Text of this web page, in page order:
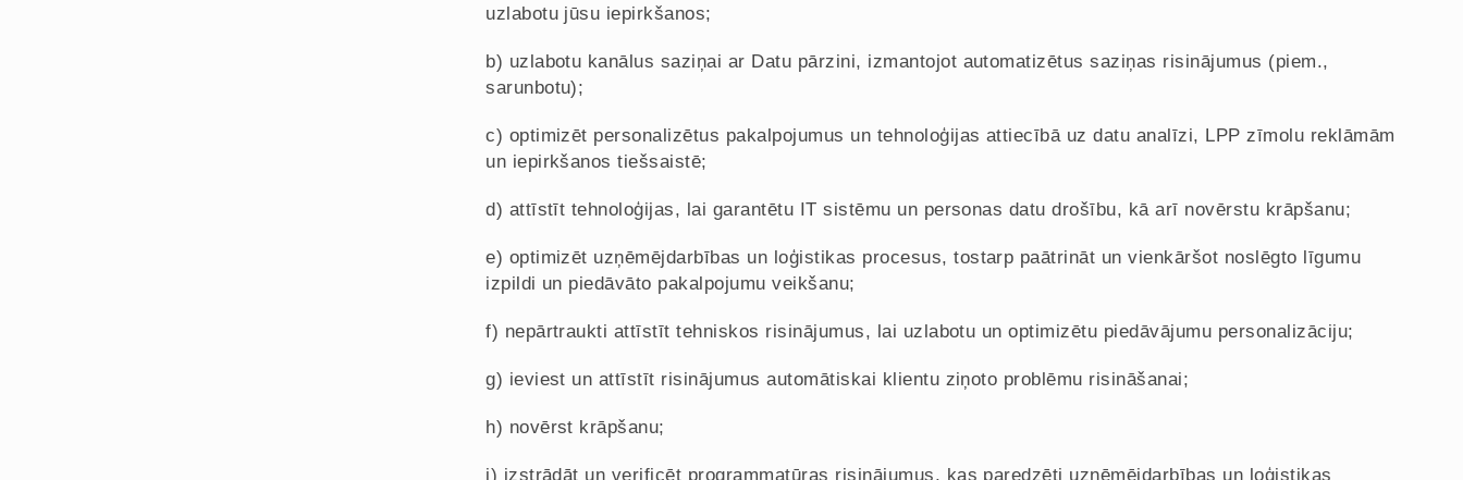
uzlabotu jūsu iepirkšanos;
b) uzlabotu kanālus saziņai ar Datu pārzini, izmantojot automatizētus saziņas risinājumus (piem.,
sarunbotu);
c) optimizēt personalizētus pakalpojumus un tehnoloģijas attiecībā uz datu analīzi, LPP zīmolu reklāmām
un iepirkšanos tiešsaistē;
d) attīstīt tehnoloģijas, lai garantētu IT sistēmu un personas datu drošību, kā arī novērstu krāpšanu;
e) optimizēt uzņēmējdarbības un loģistikas procesus, tostarp paātrināt un vienkāršot noslēgto līgumu
izpildi un piedāvāto pakalpojumu veikšanu;
f) nepārtraukti attīstīt tehniskos risinājumus, lai uzlabotu un optimizētu piedāvājumu personalizāciju;
g) ieviest un attīstīt risinājumus automātiskai klientu ziņoto problēmu risināšanai;
h) novērst krāpšanu;
i) izstrādāt un verificēt programmatūras risinājumus, kas paredzēti uzņēmējdarbības un loģistikas